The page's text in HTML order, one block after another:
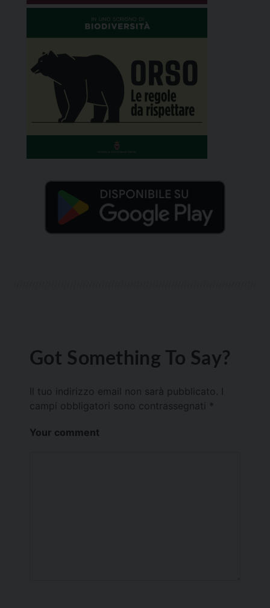
Got Something To Say?
Il tuo indirizzo email non sarà pubblicato.
campi obbligatori sono contrassegnati *
Your comment